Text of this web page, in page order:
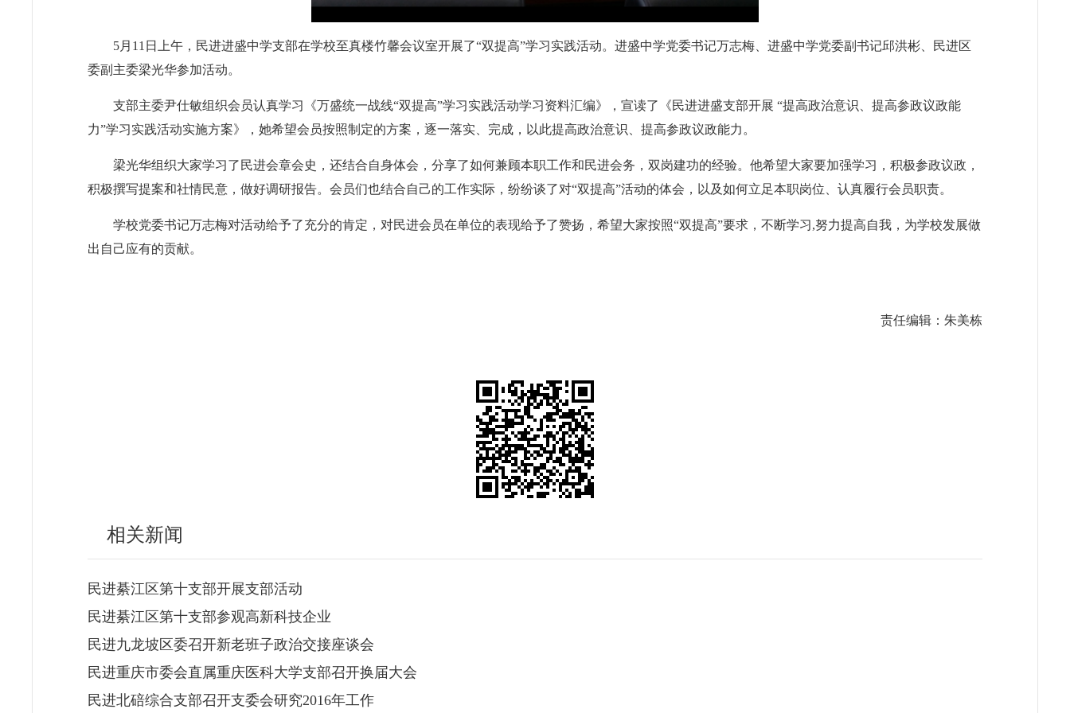
5月11日上午，民进进盛中学支部在学校至真楼竹馨会议室开展了“双提高”学习实践活动。进盛中学党委书记万志梅、进盛中学党委副书记邱洪彬、民进区
委副主委梁光华参加活动。
支部主委尹仕敏组织会员认真学习《万盛统一战线“双提高”学习实践活动学习资料汇编》，宣读了《民进进盛支部开展 “提高政治意识、提高参政议政能
力”学习实践活动实施方案》，她希望会员按照制定的方案，逐一落实、完成，以此提高政治意识、提高参政议政能力。
梁光华组织大家学习了民进会章会史，还结合自身体会，分享了如何兼顾本职工作和民进会务，双岗建功的经验。他希望大家要加强学习，积极参政议政，
积极撰写提案和社情民意，做好调研报告。会员们也结合自己的工作实际，纷纷谈了对“双提高”活动的体会，以及如何立足本职岗位、认真履行会员职责。
学校党委书记万志梅对活动给予了充分的肯定，对民进会员在单位的表现给予了赞扬，希望大家按照“双提高”要求，不断学习,努力提高自我，为学校发展做
出自己应有的贡献。
责任编辑：朱美栋
相关新闻
民进綦江区第十支部开展支部活动
民进綦江区第十支部参观高新科技企业
民进九龙坡区委召开新老班子政治交接座谈会
民进重庆市委会直属重庆医科大学支部召开换届大会
民进北碚综合支部召开支委会研究2016年工作